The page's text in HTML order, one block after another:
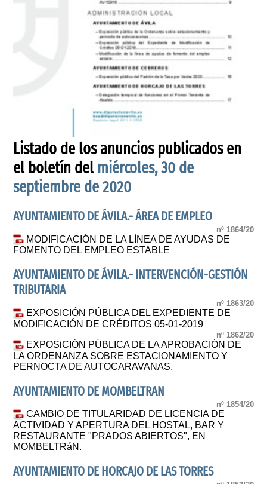
Listado de los anuncios publicados en
el boletín del miércoles, 30 de
septiembre de 2020
AYUNTAMIENTO DE ÁVILA.- ÁREA DE EMPLEO
nº 1864/20
MODIFICACIÓN DE LA LÍNEA DE AYUDAS DE
FOMENTO DEL EMPLEO ESTABLE
AYUNTAMIENTO DE ÁVILA.- INTERVENCIÓN-GESTIÓN
TRIBUTARIA
nº 1863/20
EXPOSICIÓN PÚBLICA DEL EXPEDIENTE DE
MODIFICACIÓN DE CRÉDITOS 05-01-2019
nº 1862/20
EXPOSiCIÓN PÚBLICA DE LA APROBACIÓN DE
LA ORDENANZA SOBRE ESTACIONAMIENTO Y
PERNOCTA DE AUTOCARAVANAS.
AYUNTAMIENTO DE MOMBELTRAN
nº 1854/20
CAMBIO DE TITULARIDAD DE LICENCIA DE
ACTIVIDAD Y APERTURA DEL HOSTAL, BAR Y
RESTAURANTE "PRADOS ABIERTOS", EN
MOMBELTRáN.
AYUNTAMIENTO DE HORCAJO DE LAS TORRES